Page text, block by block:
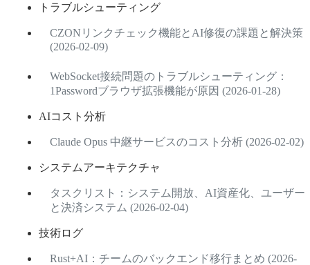
トラブルシューティング
CZONリンクチェック機能とAI修復の課題と解決策
(2026-02-09)
WebSocket接続問題のトラブルシューティング：
1Passwordブラウザ拡張機能が原因 (2026-01-28)
AIコスト分析
Claude Opus 中継サービスのコスト分析 (2026-02-02)
システムアーキテクチャ
タスクリスト：システム開放、AI資産化、ユーザー
と決済システム (2026-02-04)
技術ログ
Rust+AI：チームのバックエンド移行まとめ (2026-